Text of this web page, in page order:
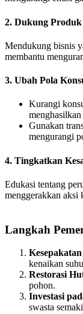
2. Dukung
Mendukung bisnis
membantu
3. Ubah Pola
Kurangi
Gunakan
mengurangi
4. Tingkatkan
Edukasi tentang
menggerakkan aksi
Langkah
kenaikan
Restorasi
pohon.
Investasi
swasta